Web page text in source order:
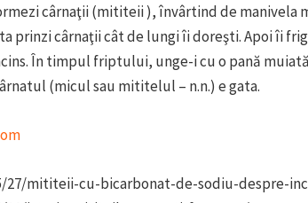
cârnaţii (mititeii ), învârtind de manivela
prinzi cârnaţii cât de lungi îi doreşti. Apoi îi
În timpul friptului, unge-i cu o pană
(micul sau mititelul – n.n.) e gata.
27/mititeii-cu-bicarbonat-de-sodiu-despre-